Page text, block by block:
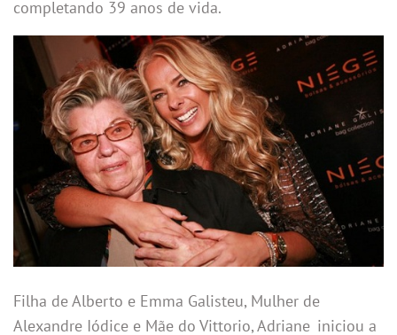
completando 39 anos de vida.
Filha de Alberto e Emma Galisteu, Mulher de
Alexandre Iódice e Mãe do Vittorio, Adriane iniciou a